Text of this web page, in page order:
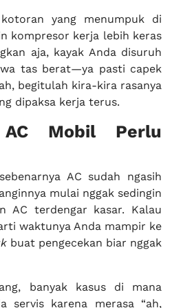
yang menumpuk di
kompresor kerja lebih keras
aja, kayak Anda disuruh
tas berat—ya pasti capek
begitulah kira-kira rasanya
dipaksa kerja terus.
AC Mobil Perlu
AC sudah ngasih
mulai nggak sedingin
AC terdengar kasar. Kalau
waktunya Anda mampir ke
buat pengecekan biar nggak
banyak kasus di mana
servis karena merasa “ah,